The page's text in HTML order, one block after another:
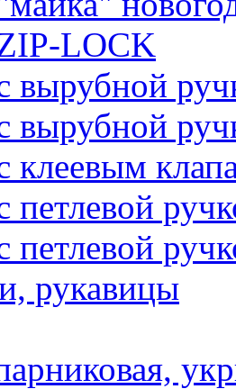
LOCK
вырубной
вырубной
клеевым
петлевой
петлевой
рукавицы